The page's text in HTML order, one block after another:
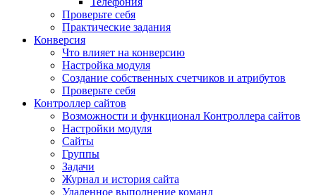
Проверьте себя
Практические задания
Конверсия
Что влияет на конверсию
Настройка модуля
Создание собственных счетчиков и атрибутов
Проверьте себя
Контроллер сайтов
Возможности и функционал Контроллера сайтов
Настройки модуля
Сайты
Группы
Задачи
Журнал и история сайта
Удаленное выполнение команд